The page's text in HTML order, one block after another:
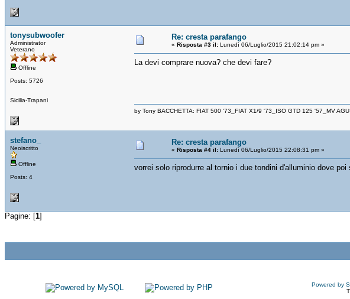
tonysubwoofer
Administrator
Veterano
Offline
Posts: 5726
Sicilia-Trapani
Re: cresta parafango
« Risposta #3 il: Lunedì 06/Luglio/2015 21:02:14 pm »
La devi comprare nuova? che devi fare?
by Tony BACCHETTA: FIAT 500 '73_FIAT X1/9 '73_ISO GTD 125 '57_MV
stefano_
Neoiscritto
Offline
Posts: 4
Re: cresta parafango
« Risposta #4 il: Lunedì 06/Luglio/2015 22:08:31 pm »
vorrei solo riprodurre al tornio i due tondini d'alluminio dove
Pagine: [1]
Powered by